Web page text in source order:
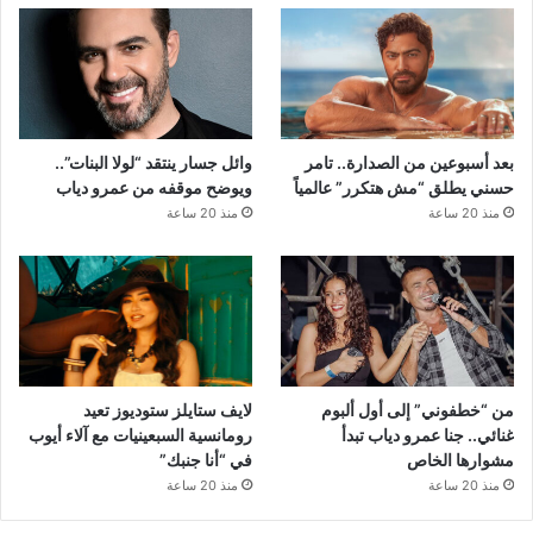
بعد أسبوعين من الصدارة.. تامر
حسني يطلق “مش هتكرر” عالمياً
منذ 20 ساعة
وائل جسار ينتقد “لولا البنات”..
ويوضح موقفه من عمرو دياب
منذ 20 ساعة
من “خطفوني” إلى أول ألبوم
غنائي.. جنا عمرو دياب تبدأ
مشوارها الخاص
منذ 20 ساعة
لايف ستايلز ستوديوز تعيد
رومانسية السبعينيات مع آلاء أيوب
في “أنا جنبك”
منذ 20 ساعة